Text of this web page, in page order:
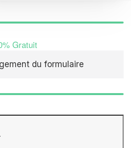
Gratuit
du formulaire